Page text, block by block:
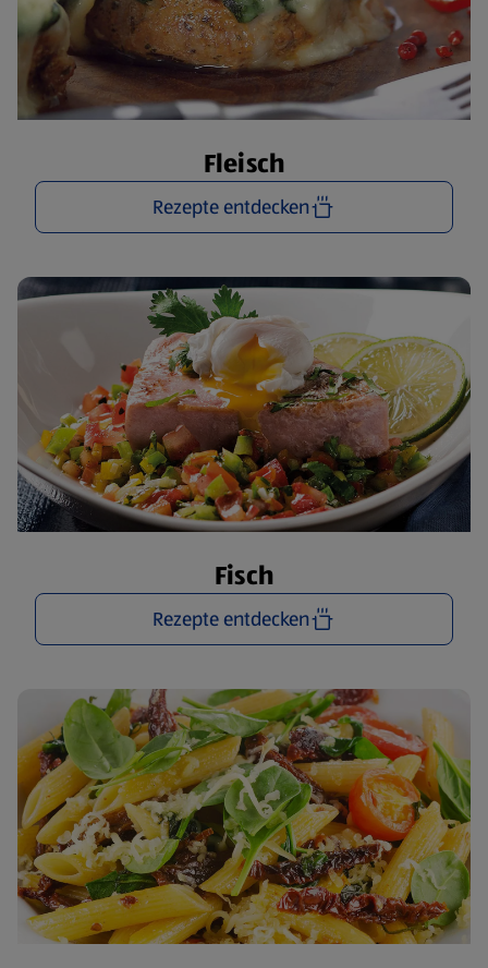
Fleisch
Rezepte entdecken
Fisch
Rezepte entdecken